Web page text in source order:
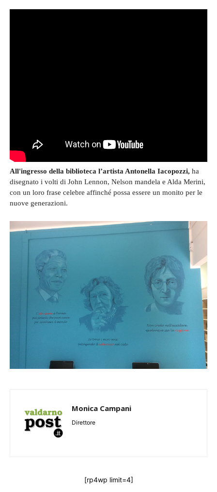
All'ingresso della biblioteca l’artista Antonella Iacopozzi, ha
disegnato i volti di John Lennon, Nelson mandela e Alda Merini,
con un loro frase celebre affinché possa essere un monito per le
nuove generazioni.
Monica Campani
Direttore
[rp4wp limit=4]